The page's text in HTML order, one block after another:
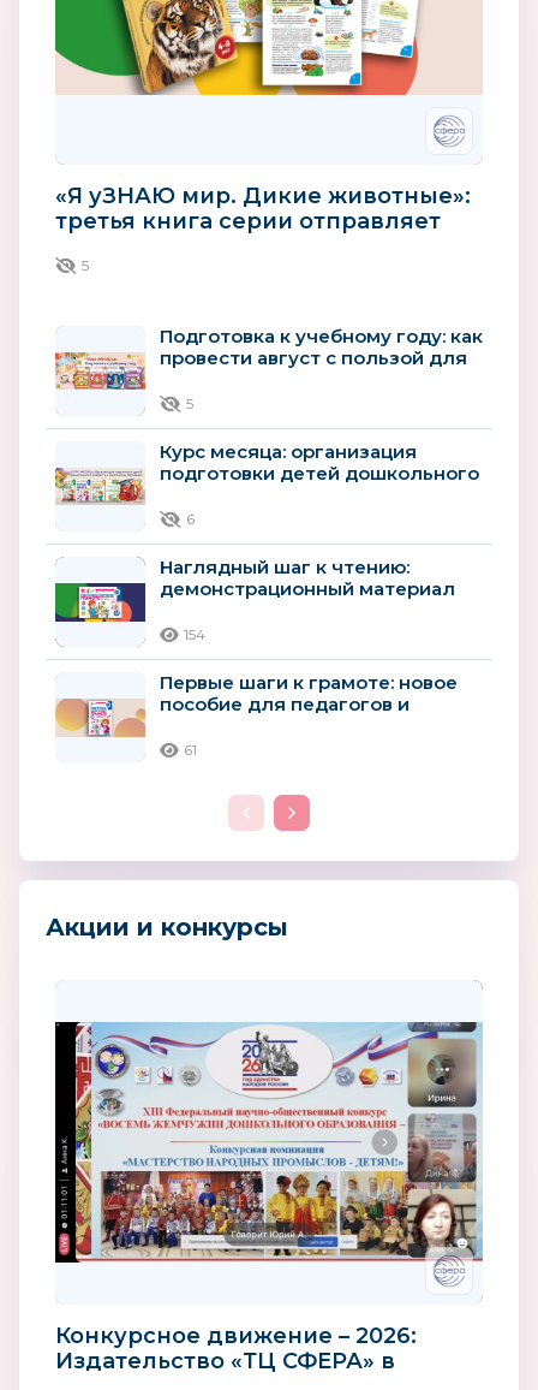
«Я уЗНАЮ мир. Дикие животные»:
третья книга серии отправляет
5
Подготовка к учебному году: как
провести август с пользой для
5
Курс месяца: организация
подготовки детей дошкольного
обучению
6
Наглядный шаг к чтению:
демонстрационный материал
154
Первые шаги к грамоте: новое
пособие для педагогов и
61
Акции и конкурсы
Конкурсное движение – 2026:
Издательство «ТЦ СФЕРА» в